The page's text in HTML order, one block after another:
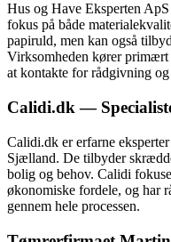
Hus og Have Eksperten
fokus på både
papiruld, men kan også
Virksomheden kører
at kontakte for rådgivning
Calidi.dk —
Calidi.dk er erfarne
Sjælland. De tilbyder
bolig og behov. Calidi
økonomiske fordele, og har
gennem hele processen.